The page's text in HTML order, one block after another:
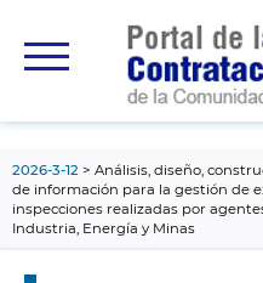
principal
2026-3-12
Análisis, diseño,
de información para la gestión de
inspecciones realizadas por
Industria, Energía y Minas